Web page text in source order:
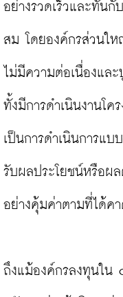
อย่างรวดเร็วและทันกั
สม โดยองค์กรส่วนใ
ไม่มีความต่อเนื่องแล
ทั้งมีการดำเนินงานโค
เป็นการดำเนินการแบ
รับผลประโยชน์หรือผ
อย่างคุ้มค่าตามที่ได้ค
ถึงแม้องค์กรลงทุนใน